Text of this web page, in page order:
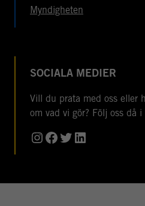
Myndigheten
SOCIALA MEDIER
Vill du prata med oss eller
om vad vi gör? Följ oss då i
Instagram
Facebook
Twitter
LinkedIn